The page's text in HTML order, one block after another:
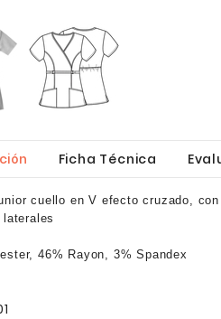
Ficha Técnica
cuello en V efecto cruzado,
46% Rayon, 3% Spandex